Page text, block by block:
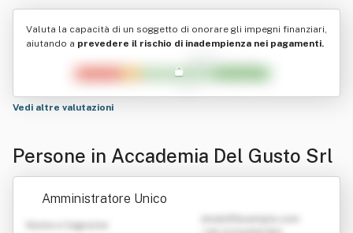
Valuta la capacità di un soggetto di onorare gli impegni finanziari,
aiutando a prevedere il rischio di inadempienza nei pagamenti.
Vedi altre valutazioni
Persone in Accademia Del Gusto Srl
Amministratore Unico
Nome e Cognome